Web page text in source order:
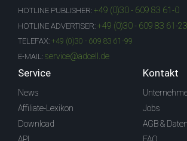
HOTLINE PUBLISHER: +49 (0)30 - 609 83 61-0
HOTLINE ADVERTISER: +49 (0)30 - 609 83 61-23
TELEFAX: +49 (0)30 - 609 83 61-99
E-MAIL: service@adcell.de
Service
News
Affiliate-Lexikon
Download
Kontakt
Jobs
AGB &